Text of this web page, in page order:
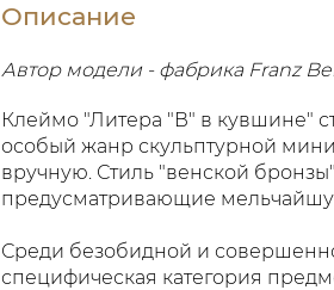
Описание
Автор модели - фабрика Franz
Клеймо "Литера "В" в кувшине"
особый жанр скульптурной
вручную. Стиль "венской
предусматривающие
Среди безобидной и
специфическая категория